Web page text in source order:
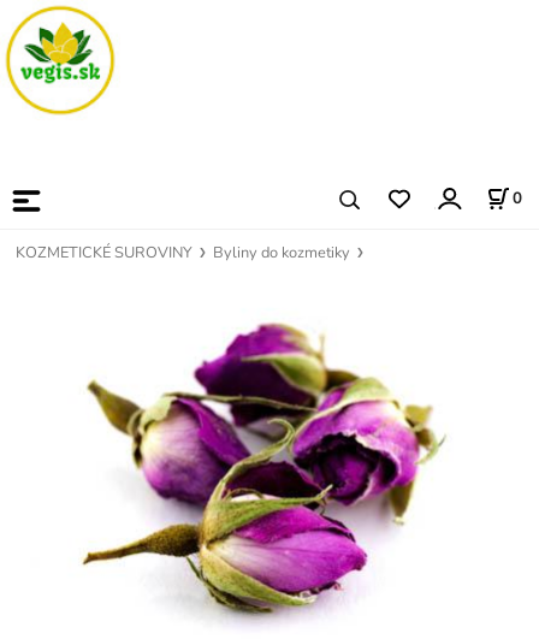
0
KOZMETICKÉ SUROVINY Byliny do kozmetiky